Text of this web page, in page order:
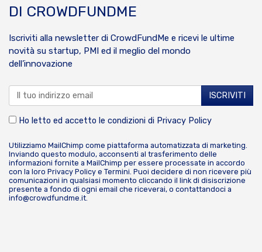
DI CROWDFUNDME
Iscriviti alla newsletter di CrowdFundMe e ricevi le ultime
novità su startup, PMI ed il meglio del mondo
dell’innovazione
Ho letto ed accetto le condizioni di Privacy Policy
Utilizziamo MailChimp come piattaforma automatizzata di marketing.
Inviando questo modulo, acconsenti al trasferimento delle
informazioni fornite a MailChimp per essere processate in accordo
con la loro Privacy Policy e Termini. Puoi decidere di non ricevere più
comunicazioni in qualsiasi momento cliccando il link di disiscrizione
presente a fondo di ogni email che riceverai, o contattandoci a
info@crowdfundme.it.